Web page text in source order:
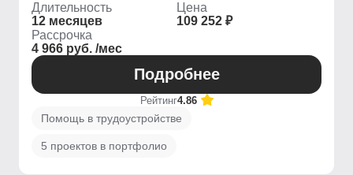
Длительность
12 месяцев
Цена
109 252 ₽
Рассрочка
4 966 руб. /мес
Подробнее
Рейтинг4.86
Помощь в трудоустройстве
5 проектов в портфолио